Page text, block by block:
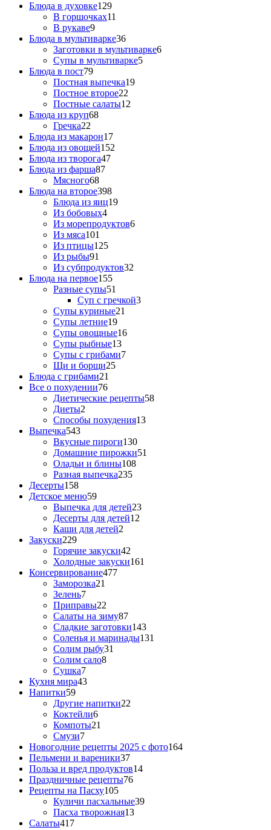
Блюда в духовке129
В горшочках11
В рукаве9
Блюда в мультиварке36
Заготовки в мультиварке6
Супы в мультиварке5
Блюда в пост79
Постная выпечка19
Постное второе22
Постные салаты12
Блюда из круп68
Гречка22
Блюда из макарон17
Блюда из овощей152
Блюда из творога47
Блюда из фарша87
Мясного68
Блюда на второе398
Блюда из яиц19
Из бобовых4
Из морепродуктов6
Из мяса101
Из птицы125
Из рыбы91
Из субпродуктов32
Блюда на первое155
Разные супы51
Суп с гречкой3
Супы куриные21
Супы летние19
Супы овощные16
Супы рыбные13
Супы с грибами7
Щи и борщи25
Блюда с грибами21
Все о похудении76
Диетические рецепты58
Диеты2
Способы похудения13
Выпечка543
Вкусные пироги130
Домашние пирожки51
Оладьи и блины108
Разная выпечка235
Десерты158
Детское меню59
Выпечка для детей23
Десерты для детей12
Каши для детей2
Закуски229
Горячие закуски42
Холодные закуски161
Консервирование477
Заморозка21
Зелень7
Приправы22
Салаты на зиму87
Сладкие заготовки143
Соленья и маринады131
Солим рыбу31
Солим сало8
Сушка7
Кухня мира43
Напитки59
Другие напитки22
Коктейли6
Компоты21
Смузи7
Новогодние рецепты 2025 с фото164
Пельмени и вареники37
Польза и вред продуктов14
Праздничные рецепты76
Рецепты на Пасху105
Куличи пасхальные39
Пасха творожная13
Салаты417